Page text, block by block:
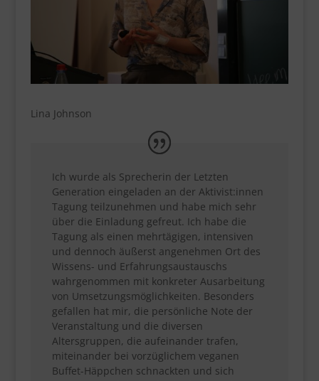
Lina Johnson
Ich wurde als Sprecherin der Letzten
Generation eingeladen an der Aktivist:innen
Tagung teilzunehmen und habe mich sehr
über die Einladung gefreut. Ich habe die
Tagung als einen mehrtägigen, intensiven
und dennoch äußerst angenehmen Ort des
Wissens- und Erfahrungsaustauschs
wahrgenommen mit konkreter Ausarbeitung
von Umsetzungsmöglichkeiten. Besonders
gefallen hat mir, die persönliche Note der
Veranstaltung und die diversen
Altersgruppen, die aufeinander trafen,
miteinander bei vorzüglichem veganen
Buffet-Häppchen schnackten und sich